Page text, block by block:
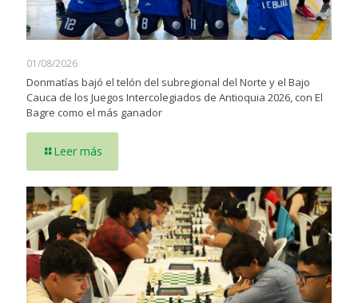
01/08/2026
Donmatías bajó el telón del subregional del Norte y el Bajo
Cauca de los Juegos Intercolegiados de Antioquia 2026, con El
Bagre como el más ganador
Leer más